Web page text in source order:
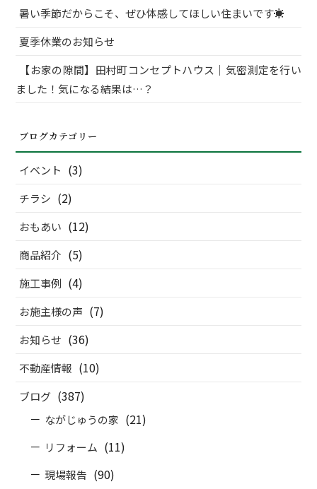
暑い季節だからこそ、ぜひ体感してほしい住まいです☀
夏季休業のお知らせ
【お家の隙間】田村町コンセプトハウス｜気密測定を行い
ました！気になる結果は…？
ブログカテゴリー
イベント (3)
チラシ (2)
おもあい (12)
商品紹介 (5)
施工事例 (4)
お施主様の声 (7)
お知らせ (36)
不動産情報 (10)
ブログ (387)
ながじゅうの家 (21)
リフォーム (11)
現場報告 (90)